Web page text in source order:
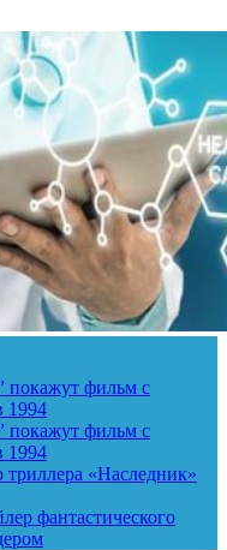
покажут фильм с
1994
покажут фильм с
1994
триллера «Наследник»
фантастического